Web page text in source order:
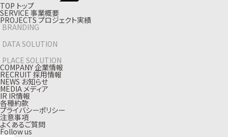
TOP トップ
SERVICE 事業概要
PROJECTS プロジェクト実績
BRANDING
DATA SOLUTION
PLACE SOLUTION
COMPANY企業情報
RECRUIT 採用情報
NEWS お知らせ
MEDIA メディア
IR IR情報
各種約款
プライバシーポリシー
注意事項
よくあるご質問
Follow us